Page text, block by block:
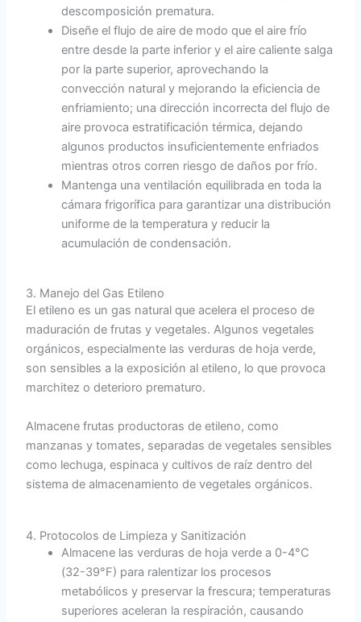
descomposición prematura.
Diseñe el flujo de aire de modo que el aire frío
entre desde la parte inferior y el aire caliente salga
por la parte superior, aprovechando la
convección natural y mejorando la eficiencia de
enfriamiento; una dirección incorrecta del flujo de
aire provoca estratificación térmica, dejando
algunos productos insuficientemente enfriados
mientras otros corren riesgo de daños por frío.
Mantenga una ventilación equilibrada en toda la
cámara frigorífica para garantizar una distribución
uniforme de la temperatura y reducir la
acumulación de condensación.
3. Manejo del Gas Etileno
El etileno es un gas natural que acelera el proceso de
maduración de frutas y vegetales. Algunos vegetales
orgánicos, especialmente las verduras de hoja verde,
son sensibles a la exposición al etileno, lo que provoca
marchitez o deterioro prematuro.
Almacene frutas productoras de etileno, como
manzanas y tomates, separadas de vegetales sensibles
como lechuga, espinaca y cultivos de raíz dentro del
sistema de almacenamiento de vegetales orgánicos.
4. Protocolos de Limpieza y Sanitización
Almacene las verduras de hoja verde a 0-4°C
(32-39°F) para ralentizar los procesos
metabólicos y preservar la frescura; temperaturas
superiores aceleran la respiración, causando